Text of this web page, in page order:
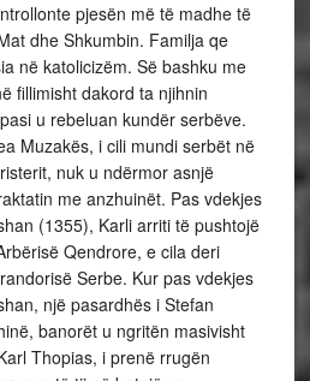
pjesën më të madhe të
dhe Shkumbin. Familja qe
në katolicizëm. Së bashku me
fillimisht dakord ta njihnin
u rebeluan kundër serbëve.
Muzakës, i cili mundi serbët në
nuk u ndërmor asnjë
me anzhuinët. Pas vdekjes
(1355), Karli arriti të pushtojë
Qendrore, e cila deri
Serbe. Kur pas vdekjes
një pasardhës i Stefan
banorët u ngritën masivisht
Thopias, i prenë rrugën